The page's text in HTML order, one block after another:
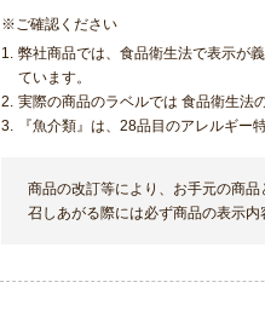
※ご確認ください
1.
弊社商品では、食品衛生法で表示が
ています。
2. 実際の商品のラベルでは 食品衛生法
3.
『魚介類』は、28品目のアレルギー
商品の改訂等により、お手元の商品
召しあがる際には必ず商品の表示内